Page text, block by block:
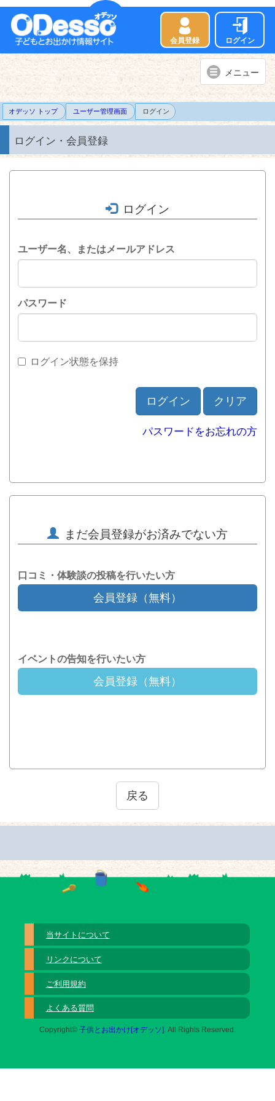
会員登録 ログイン
メ
ニ
ュ
メニュー
オデッソ トップ ユーザー管理画面 ログイン
ログイン・会員登録
ログイン
ユーザー名、またはメールアドレス
パスワード
ログイン状態を保持
ログイン クリア
パスワードをお忘れの方
まだ会員登録がお済みでない方
口コミ・体験談の投稿を行いたい方
会員登録（無料）
イベントの告知を行いたい方
会員登録（無料）
戻る
当サイトについて
リンクについて
ご利用規約
よくある質問
Copyright© 子供とお出かけ[オデッソ]. All Rights Reserved.